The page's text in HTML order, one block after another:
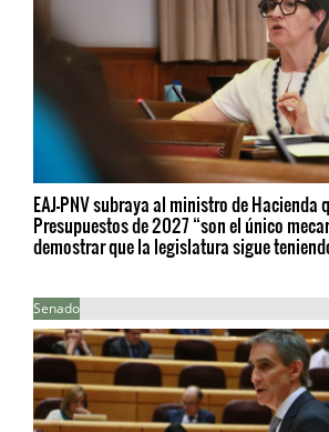
EAJ-PNV subraya al ministro de Hacienda
Presupuestos de 2027 “son el único
demostrar que la legislatura sigue
Senado